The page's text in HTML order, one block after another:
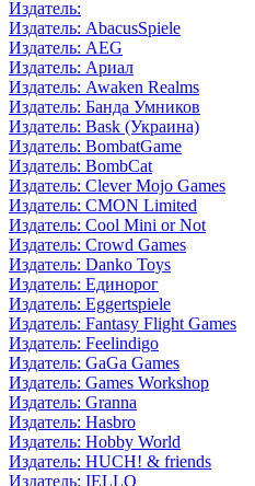
Издатель:
Издатель: AbacusSpiele
Издатель: AEG
Издатель: Ариал
Издатель: Awaken Realms
Издатель: Банда Умников
Издатель: Bask (Украина)
Издатель: BombatGame
Издатель: BombCat
Издатель: Clever Mojo Games
Издатель: CMON Limited
Издатель: Cool Mini or Not
Издатель: Crowd Games
Издатель: Danko Toys
Издатель: Единорог
Издатель: Eggertspiele
Издатель: Fantasy Flight Games
Издатель: Feelindigo
Издатель: GaGa Games
Издатель: Games Workshop
Издатель: Granna
Издатель: Hasbro
Издатель: Hobby World
Издатель: HUCH! & friends
Издатель: IELLO